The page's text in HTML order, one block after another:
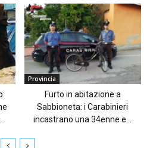
Provincia
Furto in abitazione a
Sabbioneta: i Carabinieri
incastrano una 34enne e...